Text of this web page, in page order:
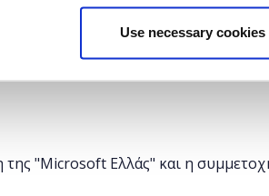
Use necessary
"Microsoft Ελλάς" και η